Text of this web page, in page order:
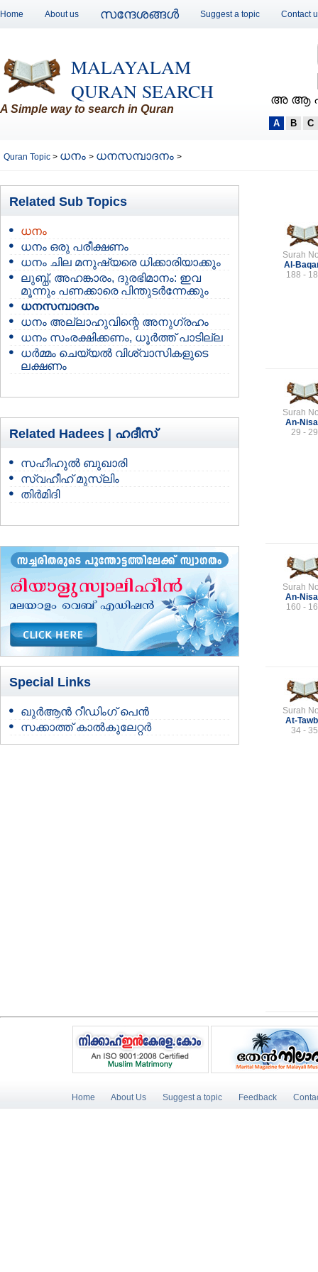
Home About us സന്ദേശങ്ങള്‍ Suggest a topic Contact
MALAYALAM
QURAN SEARCH
A Simple way to search in Quran
അ ആ
A B C
Quran Topic > ധനം > ധനസമ്പാദനം >
Related Sub Topics
ധനം
ധനം ഒരു പരീക്ഷണം
ധനം ചില മനുഷ്യരെ ധിക്കാരിയാക്കും
ലുബ്ധ്, അഹങ്കാരം, ദുരഭിമാനം: ഇവ
മൂന്നും പണക്കാരെ പിന്തുടര്‍ന്നേക്കും
ധനസമ്പാദനം
ധനം അല്ലാഹുവിന്റെ അനുഗ്രഹം
ധനം സംരക്ഷിക്കണം, ധൂര്‍ത്ത് പാടില്ല
ധര്‍മ്മം ചെയ്യല്‍ വിശ്വാസികളുടെ
ലക്ഷണം
Related Hadees | ഹദീസ്
സഹീഹുല്‍ ബുഖാരി
സ്വഹീഹ് മുസ്‌ലിം
തിര്‍മിദി
Special Links
ഖുർആൻ റീഡിംഗ് പെൻ
സക്കാത്ത് കാൽകുലേറ്റർ
Surah
Al-
188 -
Surah
An-
29 - 29
Surah
An-
160 -
Surah
At-
34 - 35
Home About Us Suggest a topic Feedback